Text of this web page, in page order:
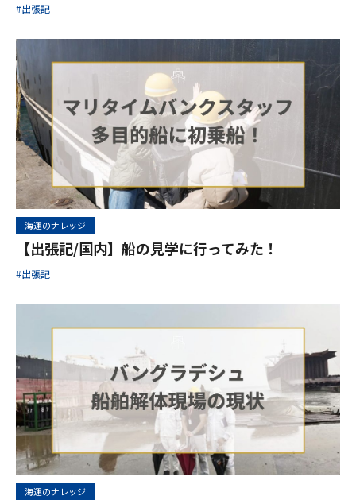
#出張記
海運のナレッジ
【出張記/国内】船の見学に行ってみた！
#出張記
海運のナレッジ